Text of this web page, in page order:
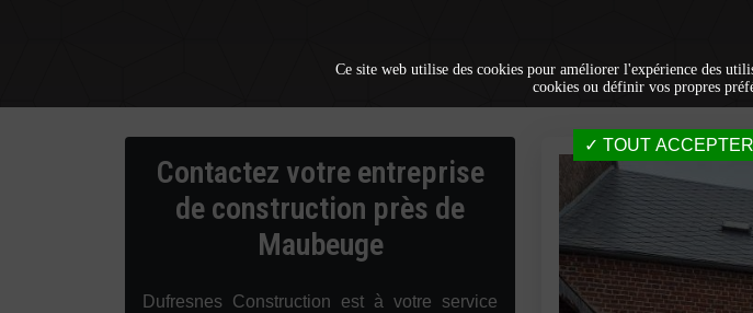
Contactez votre entreprise
de construction près de
Maubeuge
Dufresnes Construction est à votre service
Ce site web utilise des cookies pour améliorer l'expérience des
cookies ou définir vos propres
TOUT ACCEPTER